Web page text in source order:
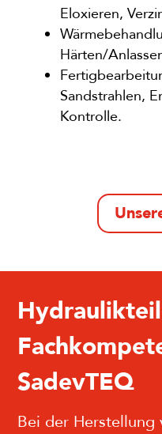
Eloxieren,
Härten/
Sandstrahlen,
Kontrolle.
SadevTEQ
Bei der Herstellung